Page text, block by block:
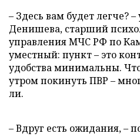
– Здесь вам будет легче?
Денишева, старший
управления МЧС РФ по
уместный: пункт – это
удобства минимальны.
утром покинуть ПВР –
ли.
– Вдруг есть ожидания, –